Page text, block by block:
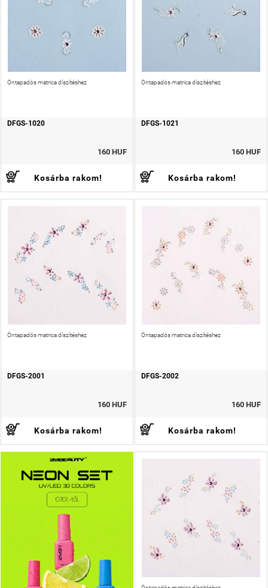
Öntapadós matrica díszítéshez
DFGS-1020
160 HUF
Kosárba rakom!
Öntapadós matrica díszítéshez
DFGS-1021
160 HUF
Kosárba rakom!
Öntapadós matrica díszítéshez
DFGS-2001
160 HUF
Kosárba rakom!
Öntapadós matrica díszítéshez
DFGS-2002
160 HUF
Kosárba rakom!